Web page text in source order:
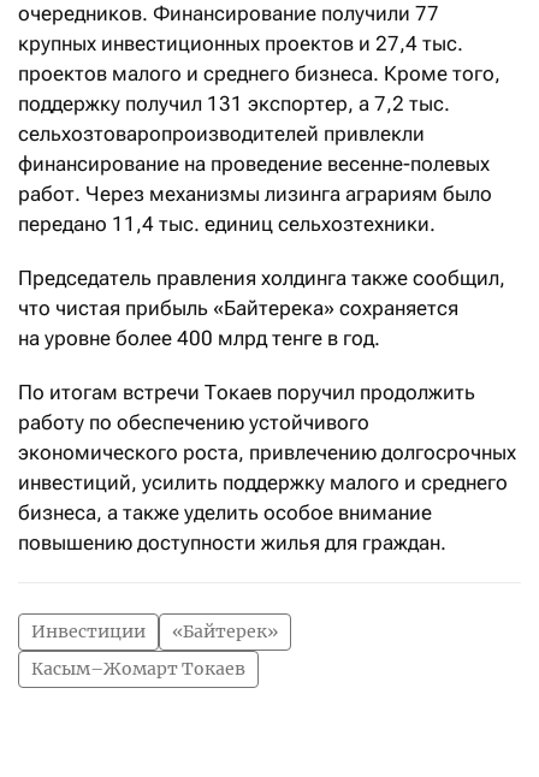
очередников. Финансирование получили 77
крупных инвестиционных проектов и 27,4 тыс.
проектов малого и среднего бизнеса. Кроме того,
поддержку получил 131 экспортер, а 7,2 тыс.
сельхозтоваропроизводителей привлекли
финансирование на проведение весенне-полевых
работ. Через механизмы лизинга аграриям было
передано 11,4 тыс. единиц сельхозтехники.
Председатель правления холдинга также сообщил,
что чистая прибыль «Байтерека» сохраняется
на уровне более 400 млрд тенге в год.
По итогам встречи Токаев поручил продолжить
работу по обеспечению устойчивого
экономического роста, привлечению долгосрочных
инвестиций, усилить поддержку малого и среднего
бизнеса, а также уделить особое внимание
повышению доступности жилья для граждан.
Инвестиции
«Байтерек»
Касым–Жомарт Токаев